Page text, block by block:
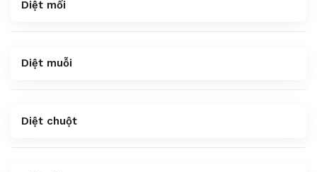
Diệt mối
Diệt muỗi
Diệt chuột